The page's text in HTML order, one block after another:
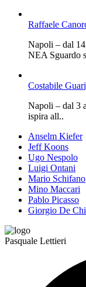
Raffaele
Napoli – dal
NEA Sguardo
Costabile
Napoli – dal 3
ispira all..
Anselm Kiefer
Jeff Koons
Ugo Nespolo
Luigi Ontani
Mario Schifano
Mino Maccari
Pablo Picasso
Giorgio De
Pasquale Lettieri